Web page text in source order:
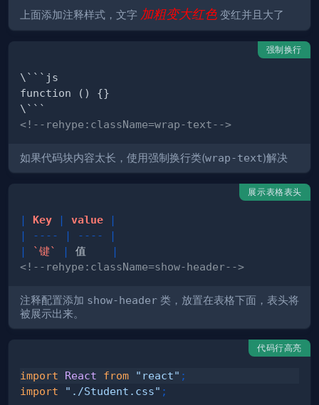
上面添加注释样式，文字 加粗变大红色 变红并且 大了
强制换行
<!--rehype:className=wrap-text-->
如果代码块内容太长，使用强制换行类(wrap-text)解决
展示表格表头
| Key | value
|
|
---- | ----
|
|
`键` | 值
|
<!--rehype:className=show-header-->
注释配置添加 show-header 类，放置在表格下面，表头将
被展示出来。
代码行高亮
import React from "react" ;
import
"./Student.css" ;